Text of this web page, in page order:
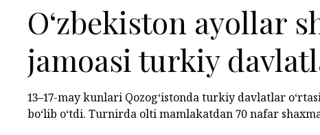
O‘zbekiston ayollar
jamoasi turkiy
chempionatda
13–17-may kunlari Qozog‘istonda turkiy davlatlar
bo‘lib o‘tdi. Turnirda olti mamlakatdan 70 nafar